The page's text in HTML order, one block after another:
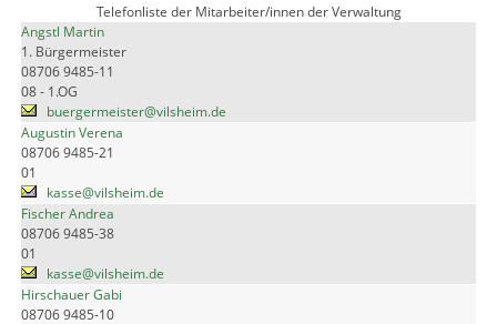
Telefonliste der Mitarbeiter/innen der Verwaltung
Angstl Martin
1. Bürgermeister
08706 9485-11
08 - 1.OG
buergermeister@vilsheim.de
Augustin Verena
08706 9485-21
01
kasse@vilsheim.de
Fischer Andrea
08706 9485-38
01
kasse@vilsheim.de
Hirschauer Gabi
08706 9485-10